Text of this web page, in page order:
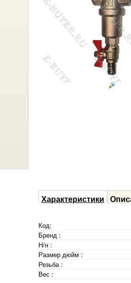
Характеристики
Код:
Бренд :
Н/н :
Размер дюйм :
Резьба :
Вес :